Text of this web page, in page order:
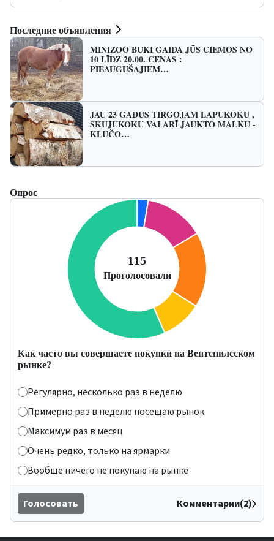
Последние объявления
MINIZOO BUKI GAIDA JŪS CIEMOS NO
10 LĪDZ 20.00. CENAS :
PIEAUGUŠAJIEM…
JAU 23 GADUS TIRGOJAM LAPUKOKU ,
SKUJUKOKU VAI ARĪ JAUKTO MALKU -
KLUČO…
Опрос
Как часто вы совершаете покупки на Вентспилсском
рынке?
Регулярно, несколько раз в неделю
Примерно раз в неделю посещаю рынок
Максимум раз в месяц
Очень редко, только на ярмарки
Вообще ничего не покупаю на рынке
Голосовать Комментарии(2)